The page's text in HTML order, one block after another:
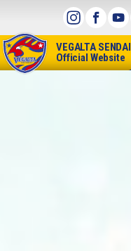
へ
ス
キ
VEGALTA SENDAI
Official Website